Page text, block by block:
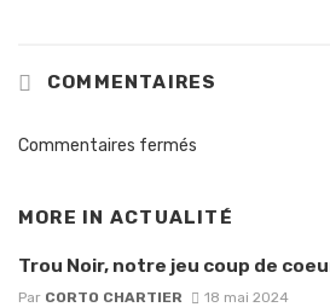
COMMENTAIRES
Commentaires fermés
MORE IN ACTUALITÉ
Trou Noir, notre jeu coup de
Par CORTO CHARTIER 18 mai 2024